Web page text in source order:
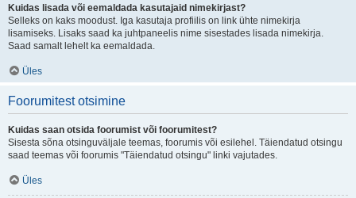
Kuidas lisada või eemaldada kasutajaid nimekirjast?
Selleks on kaks moodust. Iga kasutaja profiilis on link ühte nimekirja
lisamiseks. Lisaks saad ka juhtpaneelis nime sisestades lisada nimekirja.
Saad samalt lehelt ka eemaldada.
Üles
Foorumitest otsimine
Kuidas saan otsida foorumist või foorumitest?
Sisesta sõna otsinguväljale teemas, foorumis või esilehel. Täiendatud otsingu
saad teemas või foorumis "Täiendatud otsingu" linki vajutades.
Üles